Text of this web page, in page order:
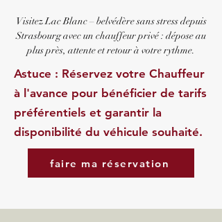
Visitez Lac Blanc – belvédère sans stress depuis
Strasbourg avec un chauffeur privé : dépose au
plus près, attente et retour à votre rythme.
Astuce : Réservez votre Chauffeur
à l'avance pour bénéficier de tarifs
préférentiels et garantir la
disponibilité du véhicule souhaité.
faire ma réservation